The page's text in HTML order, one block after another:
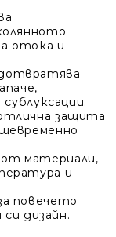
отока и
защита
материали,
и
повечето
си дизайн.